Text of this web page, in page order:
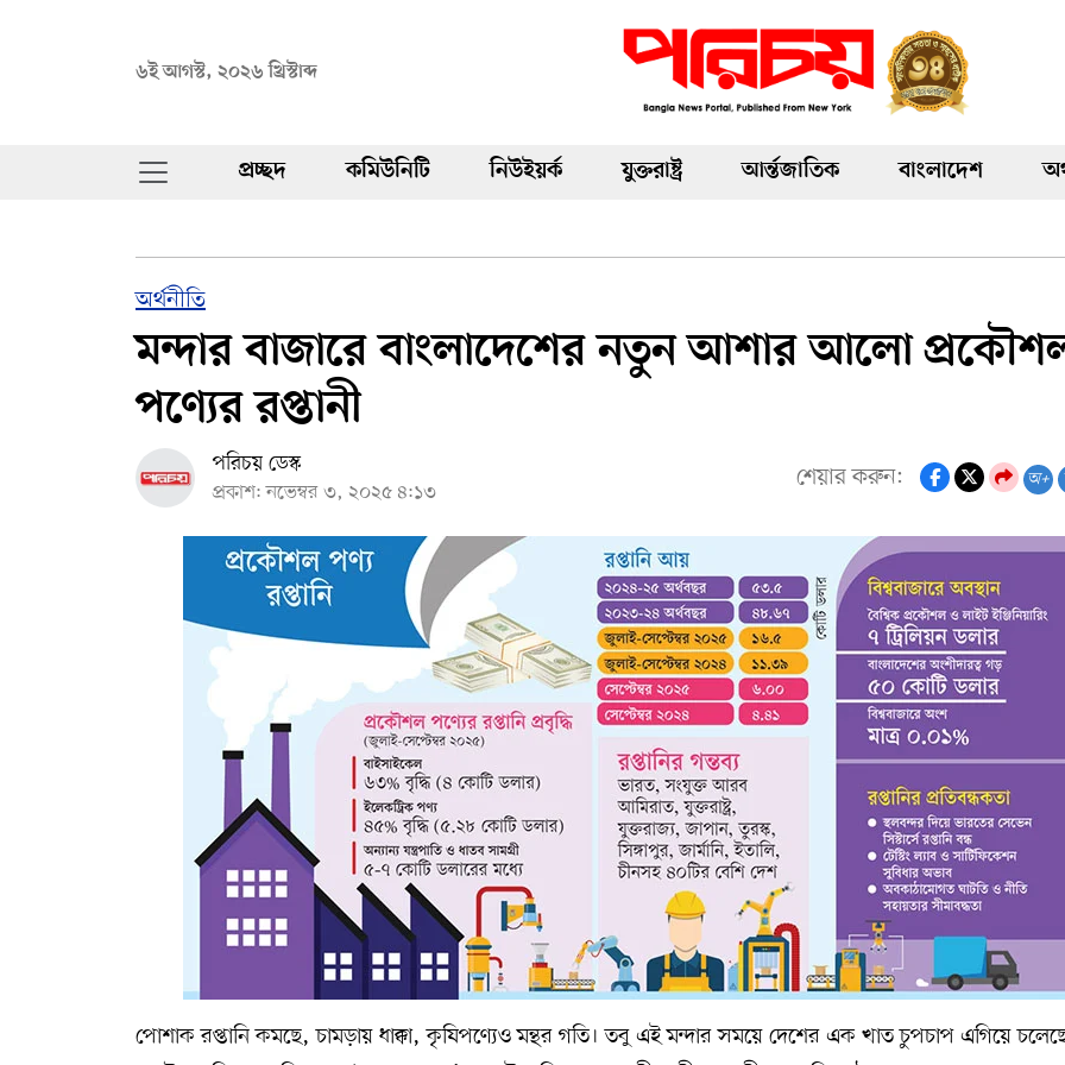
৬ই আগস্ট, ২০২৬ খ্রিস্টাব্দ
প্রচ্ছদ কমিউনিটি নিউইয়র্ক যুক্তরাষ্ট্র আর্ন্তজাতিক বাংলাদেশ
অর্থনীতি
মন্দার বাজারে বাংলাদেশের নতুন আশার আলো
পণ্যের রপ্তানী
পরিচয় ডেস্ক
প্রকাশ: নভেম্বর ৩, ২০২৫ ৪:১৩ শেয়ার করুন: অ+
পোশাক রপ্তানি কমছে, চামড়ায় ধাক্কা, কৃষিপণ্যেও মন্থর গতি। তবু এই মন্দার সময়ে দেশের এক খাত চুপচাপ এগিয়ে